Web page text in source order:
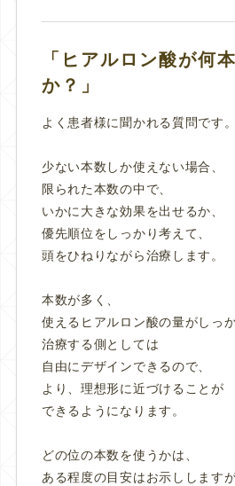
「ヒアルロン酸が何
か？」
よく患者様に聞かれる質問です。
少ない本数しか使えない場合、
限られた本数の中で、
いかに大きな効果を出せるか、
優先順位をしっかり考えて、
頭をひねりながら治療します。
本数が多く、
使えるヒアルロン酸の量がしっ
治療する側としては
自由にデザインできるので、
より、理想形に近づけることが
できるようになります。
どの位の本数を使うかは、
ある程度の目安はお示ししますが